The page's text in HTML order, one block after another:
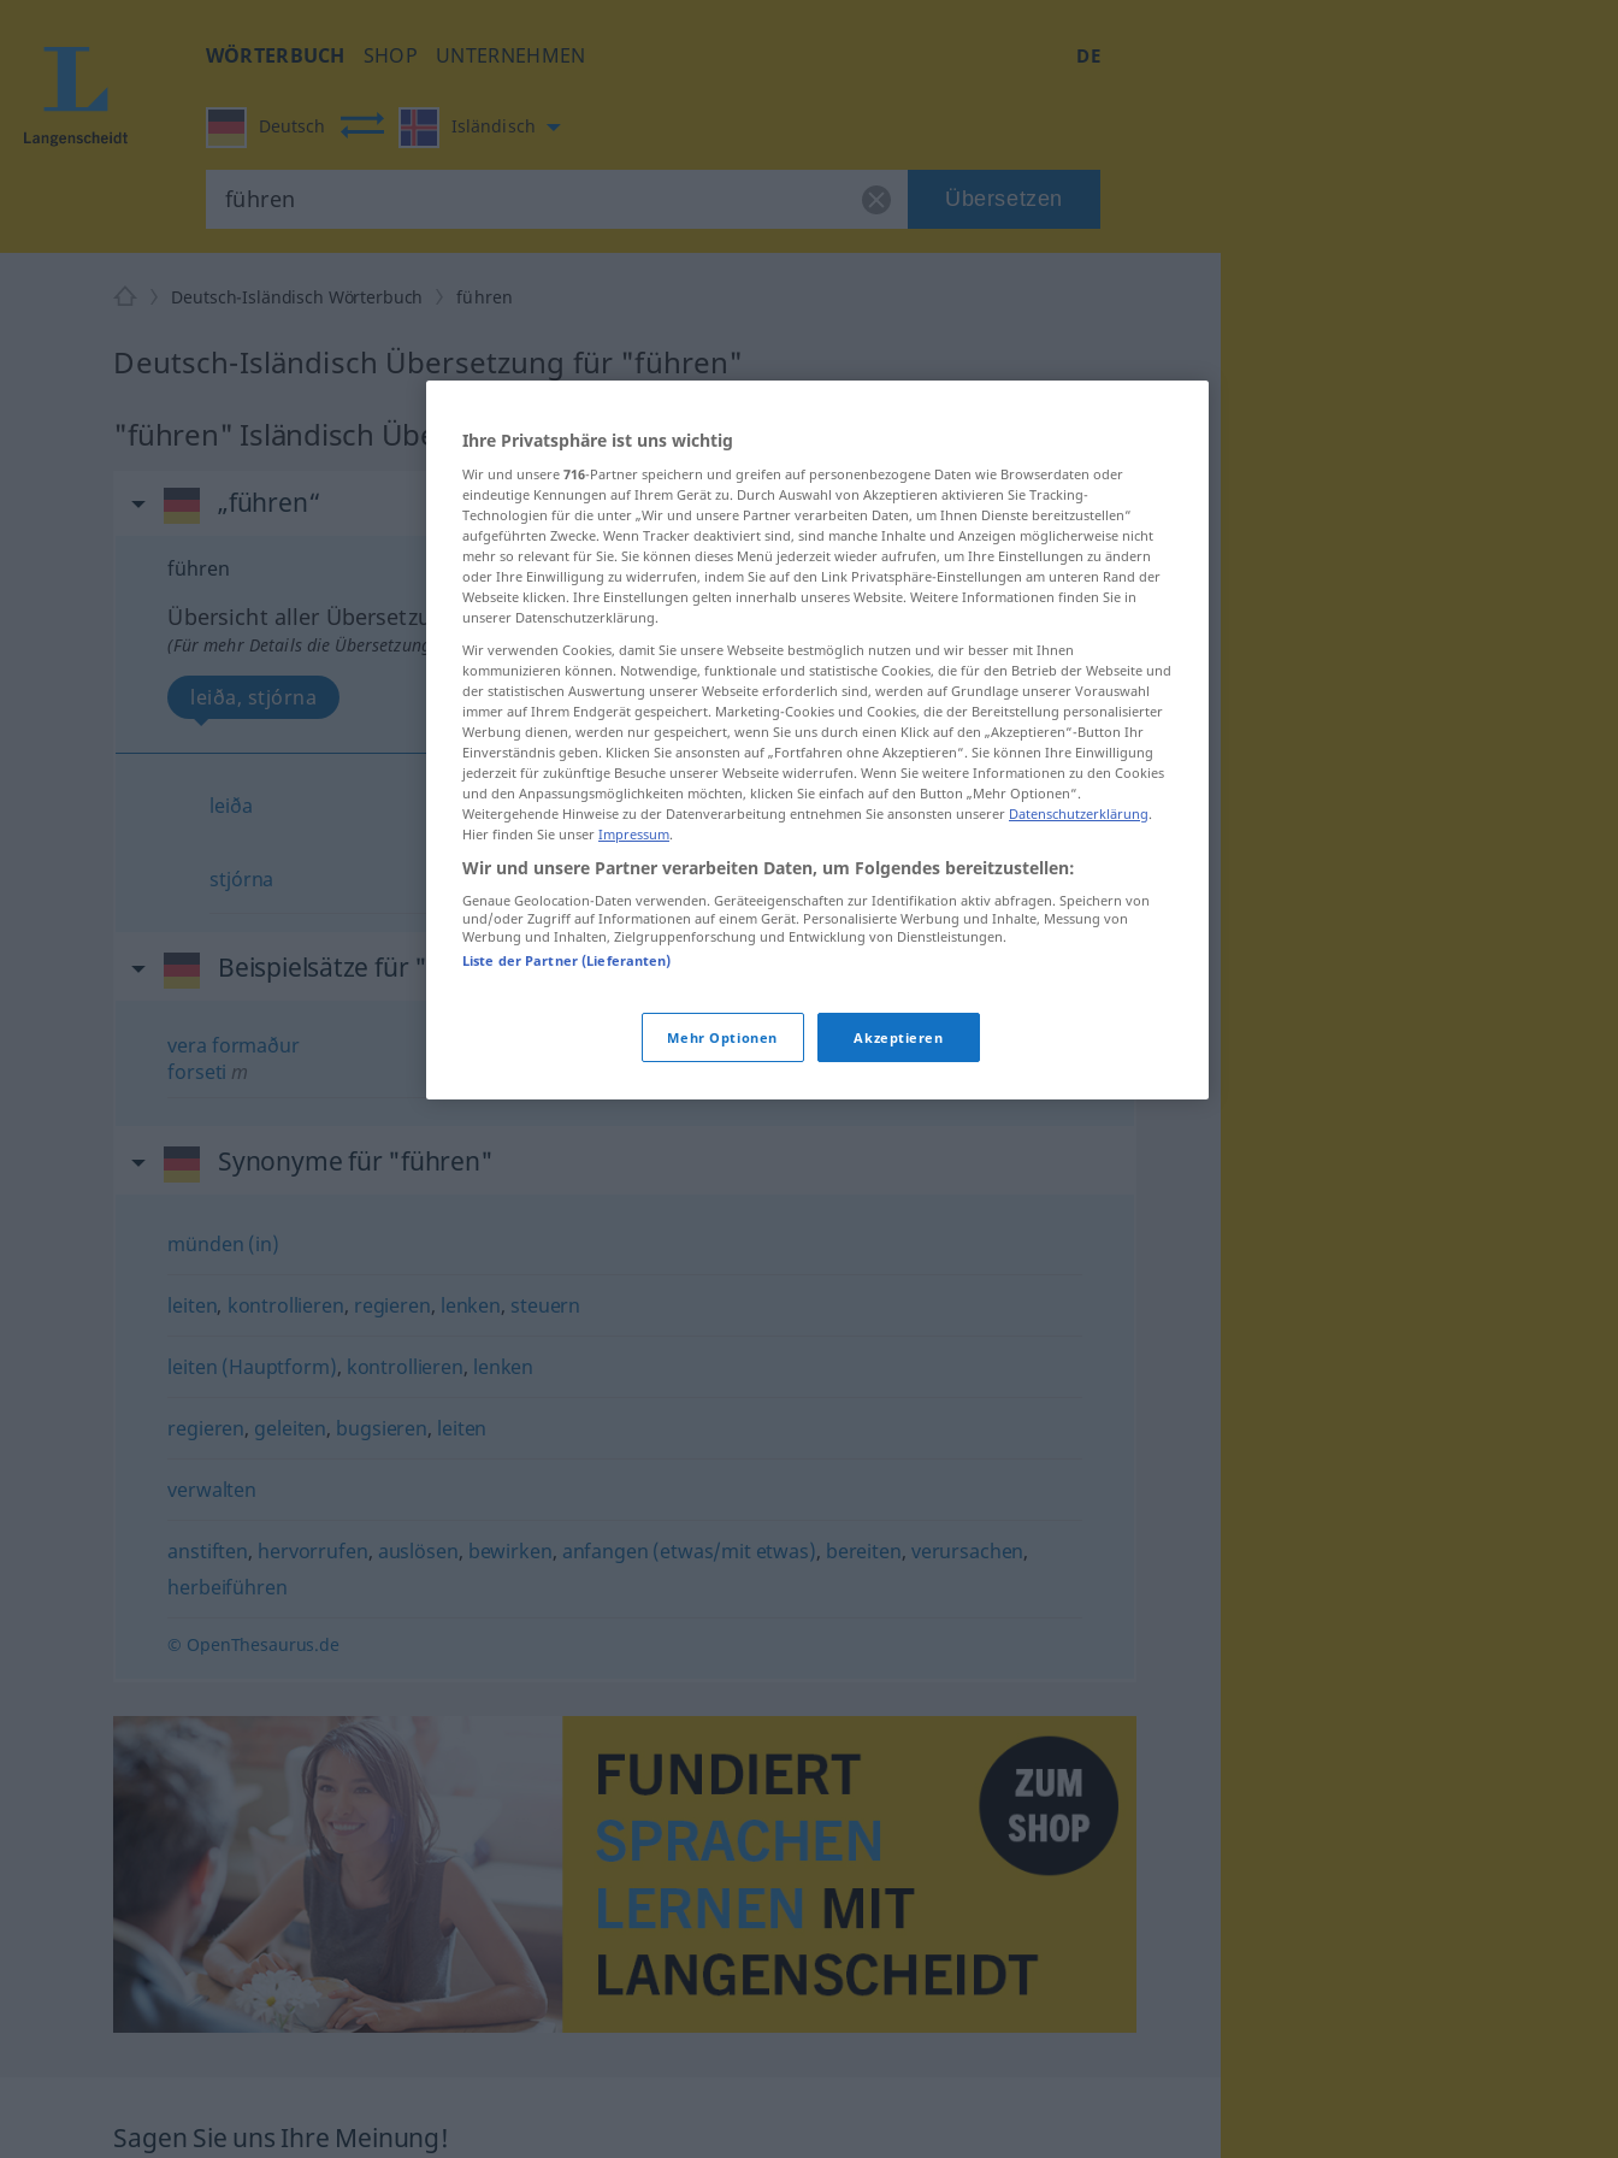
WÖRTERBUCH SHOP UNTERNEHMEN DE
Deutsch Isländisch
Übersetzen
Deutsch-Isländisch Wörterbuch führen
Deutsch-Isländisch Übersetzung für "führen"
"führen" Isländisch Übersetzung
„führen“
führen
Übersicht aller Übersetzungen
(Für mehr Details die Übersetzung anklicken/antippen)
leiða, stjórna
leiða führen
stjórna führen
Beispielsätze für "führen"
vera formaður
forseti m
denVorsitz führen
Synonyme für "führen"
münden (in)
leiten, kontrollieren, regieren, lenken, steuern
leiten (Hauptform), kontrollieren, lenken
regieren, geleiten, bugsieren, leiten
verwalten
anstiften, hervorrufen, auslösen, bewirken, anfangen (etwas/mit etwas), bereiten, verursachen,
herbeiführen
© OpenThesaurus.de
Sagen Sie uns Ihre Meinung!
Ihre Privatsphäre ist uns wichtig
Wir und unsere 716-Partner speichern und greifen auf personenbezogene Daten wie Browserdaten oder
eindeutige Kennungen auf Ihrem Gerät zu. Durch Auswahl von Akzeptieren aktivieren Sie Tracking-
Technologien für die unter „Wir und unsere Partner verarbeiten Daten, um Ihnen Dienste bereitzustellen“
aufgeführten Zwecke. Wenn Tracker deaktiviert sind, sind manche Inhalte und Anzeigen möglicherweise nicht
mehr so relevant für Sie. Sie können dieses Menü jederzeit wieder aufrufen, um Ihre Einstellungen zu ändern
oder Ihre Einwilligung zu widerrufen, indem Sie auf den Link Privatsphäre-Einstellungen am unteren Rand der
Webseite klicken. Ihre Einstellungen gelten innerhalb unseres Website. Weitere Informationen finden Sie in
unserer Datenschutzerklärung.
Wir verwenden Cookies, damit Sie unsere Webseite bestmöglich nutzen und wir besser mit Ihnen
kommunizieren können. Notwendige, funktionale und statistische Cookies, die für den Betrieb der Webseite und
der statistischen Auswertung unserer Webseite erforderlich sind, werden auf Grundlage unserer Vorauswahl
immer auf Ihrem Endgerät gespeichert. Marketing-Cookies und Cookies, die der Bereitstellung personalisierter
Werbung dienen, werden nur gespeichert, wenn Sie uns durch einen Klick auf den „Akzeptieren“-Button Ihr
Einverständnis geben. Klicken Sie ansonsten auf „Fortfahren ohne Akzeptieren“. Sie können Ihre Einwilligung
jederzeit für zukünftige Besuche unserer Webseite widerrufen. Wenn Sie weitere Informationen zu den Cookies
und den Anpassungsmöglichkeiten möchten, klicken Sie einfach auf den Button „Mehr Optionen“.
Weitergehende Hinweise zu der Datenverarbeitung entnehmen Sie ansonsten unserer Datenschutzerklärung.
Hier finden Sie unser Impressum.
Wir und unsere Partner verarbeiten Daten, um Folgendes bereitzustellen:
Genaue Geolocation-Daten verwenden. Geräteeigenschaften zur Identifikation aktiv abfragen. Speichern von
und/oder Zugriff auf Informationen auf einem Gerät. Personalisierte Werbung und Inhalte, Messung von
Werbung und Inhalten, Zielgruppenforschung und Entwicklung von Dienstleistungen.
Liste der Partner (Lieferanten)
Mehr Optionen Akzeptieren